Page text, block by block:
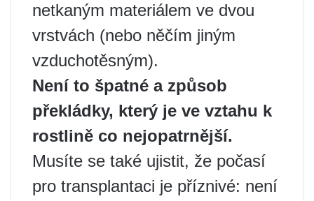
netkaným materiálem ve dvou
vrstvách (nebo něčím jiným
vzduchotěsným).
Není to špatné a způsob
překládky, který je ve vztahu k
rostlině co nejopatrnější.
Musíte se také ujistit, že počasí
pro transplantaci je příznivé: není